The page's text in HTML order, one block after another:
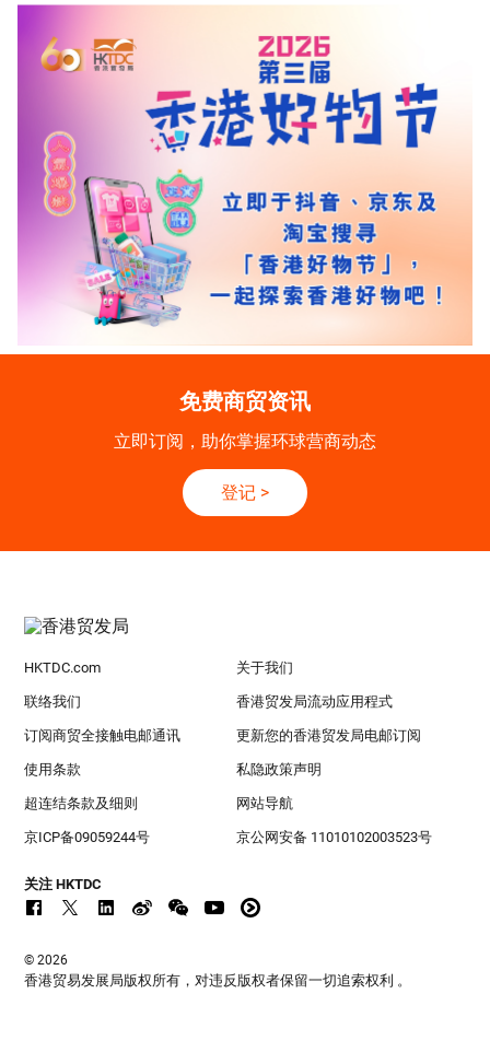
免费商贸资讯
立即订阅，助你掌握环球营商动态
登记 >
HKTDC.com 关于我们
联络我们 香港贸发局流动应用程式
订阅商贸全接触电邮通讯 更新您的香港贸发局电邮订阅
使用条款 私隐政策声明
超连结条款及细则 网站导航
京ICP备09059244号 京公网安备 11010102003523号
关注 HKTDC
© 2026
香港贸易发展局版权所有，对违反版权者保留一切追索权利 。